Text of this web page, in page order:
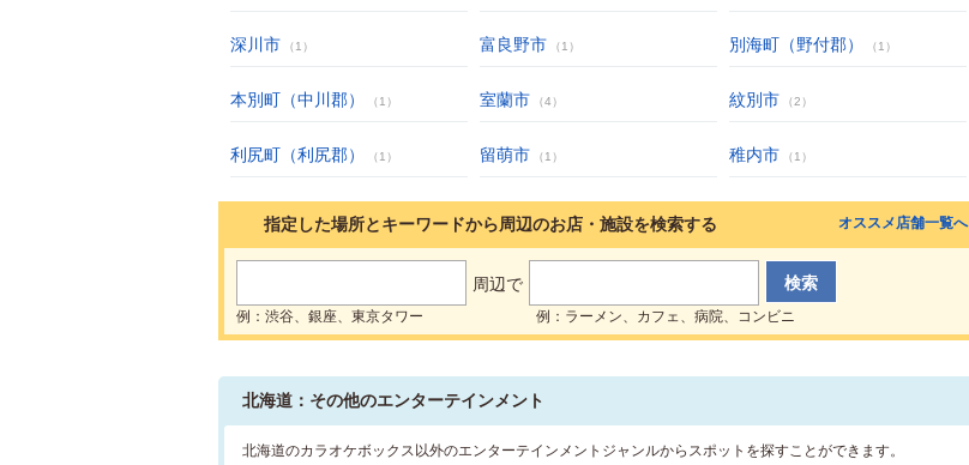
深川市 （1） 富良野市 （1） 別海町（野付郡） （1）
本別町（中川郡） （1） 室蘭市 （4） 紋別市 （2）
利尻町（利尻郡） （1） 留萌市 （1） 稚内市 （1）
指定した場所とキーワードから周辺のお店・施設を検索する
周辺で
例：渋谷、銀座、東京タワー 例：ラーメン、カフェ、病院、コンビニ
オススメ店舗一覧へ
北海道：その他のエンターテインメント
北海道のカラオケボックス以外のエンターテインメントジャンルからスポットを探すことができます。